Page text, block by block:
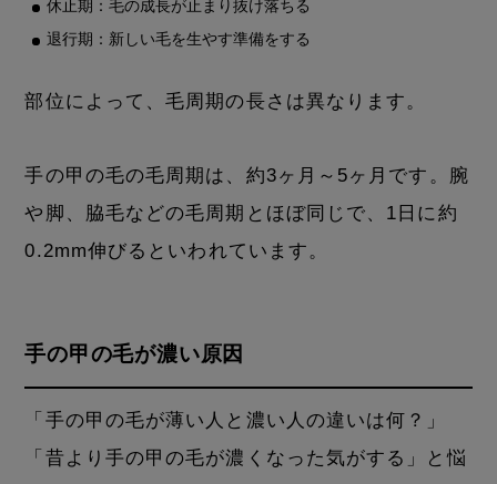
休止期：毛の成長が止まり抜け落ちる
退行期：新しい毛を生やす準備をする
部位によって、毛周期の長さは異なります。
手の甲の毛の毛周期は、約3ヶ月～5ヶ月です。腕
や脚、脇毛などの毛周期とほぼ同じで、1日に約
0.2mm伸びるといわれています。
手の甲の毛が濃い原因
「手の甲の毛が薄い人と濃い人の違いは何？」
「昔より手の甲の毛が濃くなった気がする」と悩